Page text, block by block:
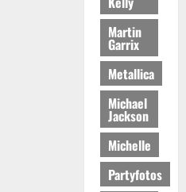
Martin
Garrix
Metallica
Michael
Jackson
Michelle
Partyfotos